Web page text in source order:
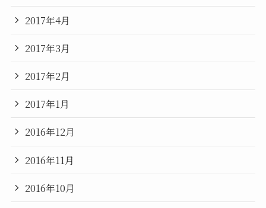
2017年4月
2017年3月
2017年2月
2017年1月
2016年12月
2016年11月
2016年10月